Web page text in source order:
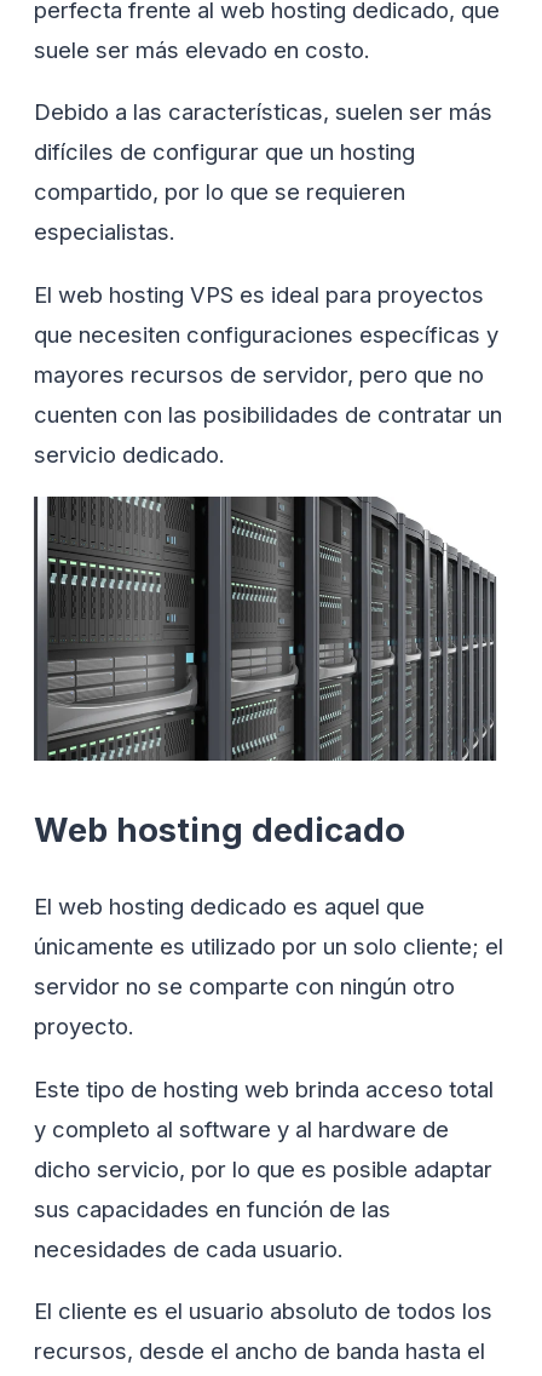
perfecta frente al web hosting dedicado, que
suele ser más elevado en costo.
Debido a las características, suelen ser más
difíciles de configurar que un hosting
compartido, por lo que se requieren
especialistas.
El web hosting VPS es ideal para proyectos
que necesiten configuraciones específicas y
mayores recursos de servidor, pero que no
cuenten con las posibilidades de contratar un
servicio dedicado.
Web hosting dedicado
El web hosting dedicado es aquel que
únicamente es utilizado por un solo cliente; el
servidor no se comparte con ningún otro
proyecto.
Este tipo de hosting web brinda acceso total
y completo al software y al hardware de
dicho servicio, por lo que es posible adaptar
sus capacidades en función de las
necesidades de cada usuario.
El cliente es el usuario absoluto de todos los
recursos, desde el ancho de banda hasta el